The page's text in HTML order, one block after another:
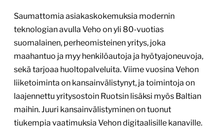
Saumattomia asiakaskokemuksia modernin
teknologian avulla Veho on yli 80-vuotias
suomalainen, perheomisteinen yritys, joka
maahantuo ja myy henkilöautoja ja hyötyajoneuvoja,
sekä tarjoaa huoltopalveluita. Viime vuosina Vehon
liiketoiminta on kansainvälistynyt, ja toimintoja on
laajennettu yritysostoin Ruotsin lisäksi myös Baltian
maihin. Juuri kansainvälistyminen on tuonut
tiukempia vaatimuksia Vehon digitaalisille kanaville.